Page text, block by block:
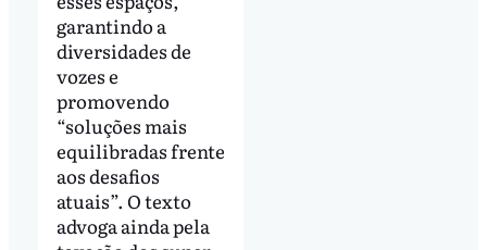
garantindo a
diversidades de
vozes e
promovendo
“soluções mais
equilibradas frente
aos desafios
atuais”. O texto
advoga ainda pela